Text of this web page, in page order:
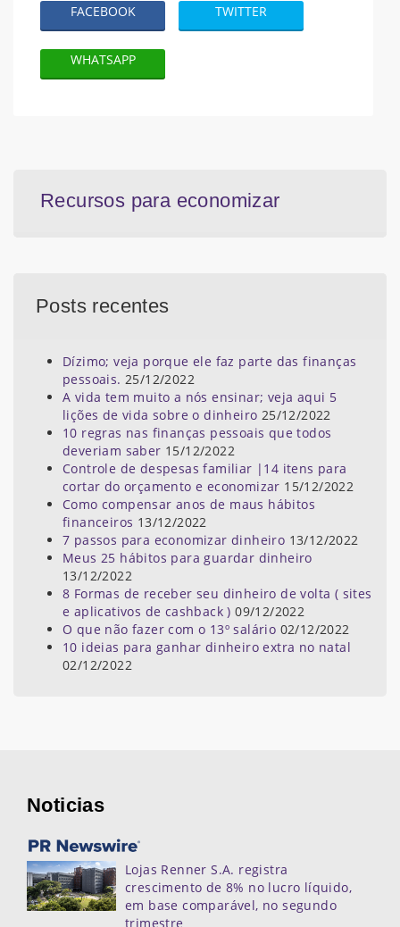
FACEBOOK TWITTER
WHATSAPP
Recursos para economizar
Posts recentes
Dízimo; veja porque ele faz parte das finanças
pessoais. 25/12/2022
A vida tem muito a nós ensinar; veja aqui 5
lições de vida sobre o dinheiro 25/12/2022
10 regras nas finanças pessoais que todos
deveriam saber 15/12/2022
Controle de despesas familiar |14 itens para
cortar do orçamento e economizar 15/12/2022
Como compensar anos de maus hábitos
financeiros 13/12/2022
7 passos para economizar dinheiro 13/12/2022
Meus 25 hábitos para guardar dinheiro
13/12/2022
8 Formas de receber seu dinheiro de volta ( sites
e aplicativos de cashback ) 09/12/2022
O que não fazer com o 13º salário 02/12/2022
10 ideias para ganhar dinheiro extra no natal
02/12/2022
Noticias
Lojas Renner S.A. registra
crescimento de 8% no lucro líquido,
em base comparável, no segundo
trimestre